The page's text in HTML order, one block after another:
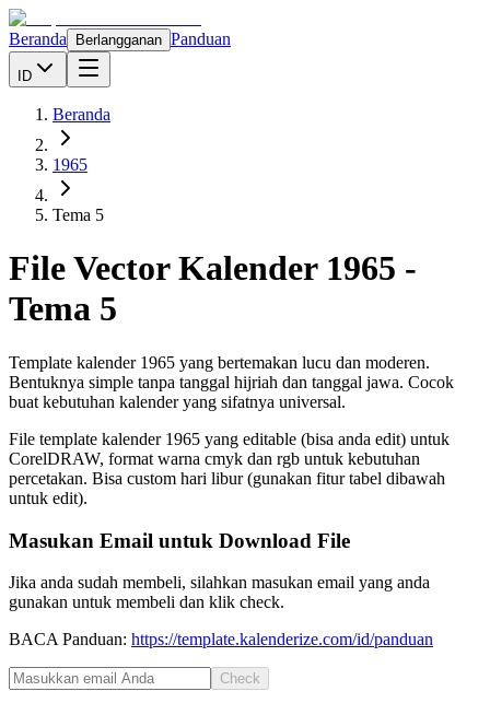
Beranda Berlangganan Panduan
ID
Beranda
1965
Tema 5
File Vector Kalender 1965 -
Tema 5
Template kalender 1965 yang bertemakan lucu dan moderen.
Bentuknya simple tanpa tanggal hijriah dan tanggal jawa. Cocok
buat kebutuhan kalender yang sifatnya universal.
File template kalender 1965 yang editable (bisa anda edit) untuk
CorelDRAW, format warna cmyk dan rgb untuk kebutuhan
percetakan. Bisa custom hari libur (gunakan fitur tabel dibawah
untuk edit).
Masukan Email untuk Download File
Jika anda sudah membeli, silahkan masukan email yang anda
gunakan untuk membeli dan klik check.
BACA Panduan: https://template.kalenderize.com/id/panduan
Check